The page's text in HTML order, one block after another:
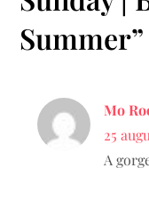
h
n
Summer”
Mo
25
A